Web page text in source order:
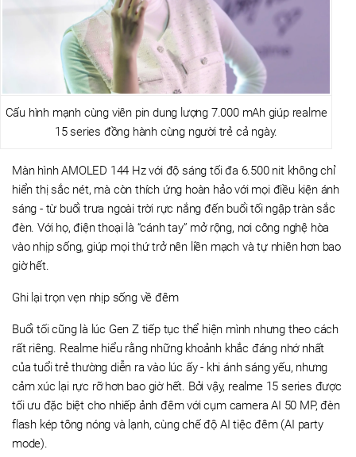
Cấu hình mạnh cùng viên pin dung lượng 7.000 mAh giúp realme
15 series đồng hành cùng người trẻ cả ngày.
Màn hình AMOLED 144 Hz với độ sáng tối đa 6.500 nit không chỉ
hiển thị sắc nét, mà còn thích ứng hoàn hảo với mọi điều kiện ánh
sáng - từ buổi trưa ngoài trời rực nắng đến buổi tối ngập tràn sắc
đèn. Với họ, điện thoại là “cánh tay” mở rộng, nơi công nghệ hòa
vào nhịp sống, giúp mọi thứ trở nên liền mạch và tự nhiên hơn bao
giờ hết.
Ghi lại trọn vẹn nhịp sống về đêm
Buổi tối cũng là lúc Gen Z tiếp tục thể hiện mình nhưng theo cách
rất riêng. Realme hiểu rằng những khoảnh khắc đáng nhớ nhất
của tuổi trẻ thường diễn ra vào lúc ấy - khi ánh sáng yếu, nhưng
cảm xúc lại rực rỡ hơn bao giờ hết. Bởi vậy, realme 15 series được
tối ưu đặc biệt cho nhiếp ảnh đêm với cụm camera AI 50 MP, đèn
flash kép tông nóng và lạnh, cùng chế độ AI tiệc đêm (AI party
mode).